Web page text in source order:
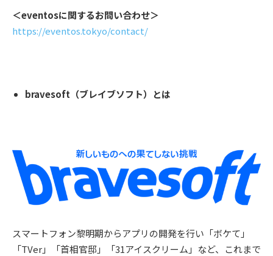
＜eventosに関するお問い合わせ＞
https://eventos.tokyo/contact/
bravesoft（ブレイブソフト）とは
スマートフォン黎明期からアプリの開発を行い「ボケて」
「TVer」「首相官邸」「31アイスクリーム」など、これまで